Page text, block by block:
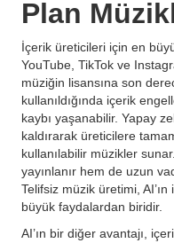
Plan
İçerik üreticileri için en
YouTube, TikTok ve
müziğin lisansına son
kullanıldığında içerik
kaybı yaşanabilir. Yapay
kaldırarak üreticilere
kullanılabilir müzikler
yayınlanır hem de uzun
Telifsiz müzik üretimi,
büyük faydalardan biridir.
AI’ın bir diğer avantajı,